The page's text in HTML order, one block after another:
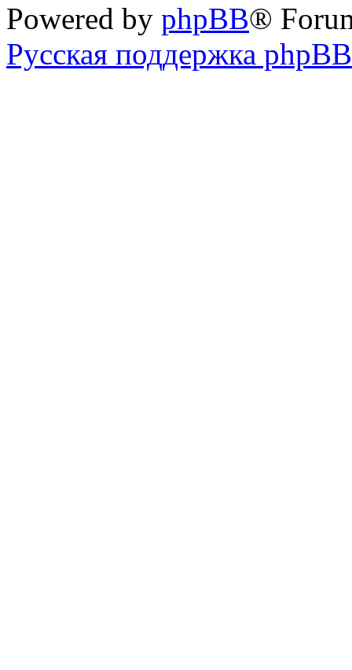
Powered by phpBB®
Русская поддержка phpBB